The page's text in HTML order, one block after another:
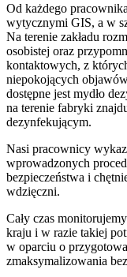
Od każdego
wytycznymi GIS, a w
Na terenie zakładu
osobistej oraz
kontaktowych, z
niepokojących
dostępne jest mydło
na terenie fabryki
dezynfekującym.
Nasi pracownicy
wprowadzonych
bezpieczeństwa i
wdzięczni.
Cały czas
kraju i w razie takiej
w oparciu o
zmaksymalizowania